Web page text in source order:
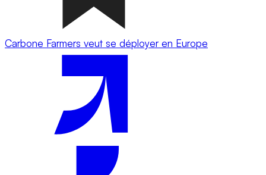
Carbone Farmers veut se déployer en Europe